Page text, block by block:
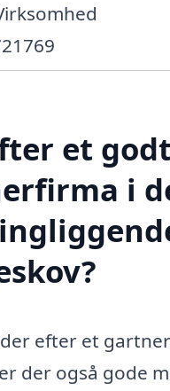
et godt
i
efter et
der også gode